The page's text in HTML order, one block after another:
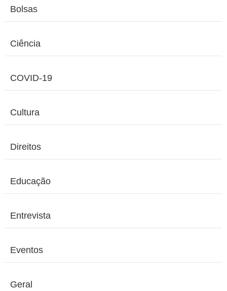
Bolsas
Ciência
COVID-19
Cultura
Direitos
Educação
Entrevista
Eventos
Geral